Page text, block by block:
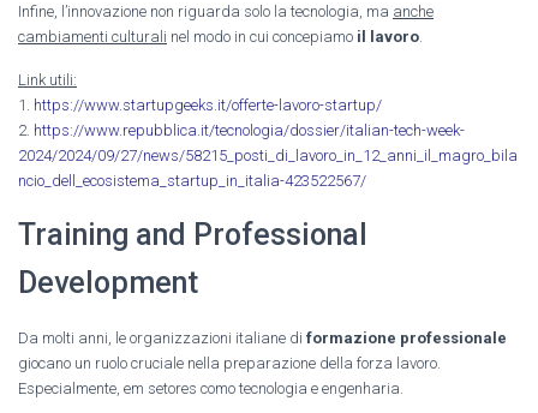
Infine, l’innovazione non riguarda solo la tecnologia, ma anche
cambiamenti culturali nel modo in cui concepiamo il lavoro
Link utili:
1. https://www.startupgeeks.it/offerte-lavoro-startup/
2. https://www.repubblica.it/tecnologia/dossier/italian-tech-week-
2024/2024/09/27/news/58215_posti_di_lavoro_in_12_anni_il_magro_bila
ncio_dell_ecosistema_startup_in_italia-423522567/
Training and Professional
Development
Da molti anni, le organizzazioni italiane di formazione professionale
giocano un ruolo cruciale nella preparazione della forza lavoro.
Especialmente, em setores como tecnologia e engenharia.